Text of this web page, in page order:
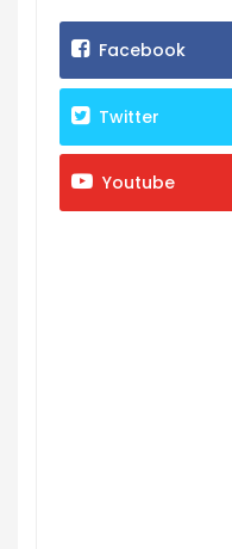
Facebook
Twitter
Youtube